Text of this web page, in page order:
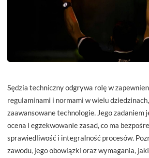
Sędzia techniczny odgrywa rolę w
regulaminami i normami w wielu
zaawansowane technologie. Jego zadaniem
ocena i egzekwowanie zasad, co ma
sprawiedliwość i integralność procesów.
zawodu, jego obowiązki oraz wymagania,